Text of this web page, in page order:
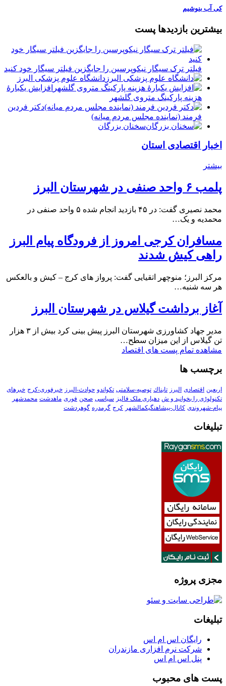
کی آب بنوشیم
بیشترین بازدیدها پست
فیلتر ترک سیگار نیکوپرسین را جایگزین فیلتر سیگار خود کنید
دانشگاه علوم پزشکی البرز
افزایش یکبارۀ
هزینه پارکینگ متروی گلشهر
دكتر فردين
فرمند (نماينده مجلس مردم میانه)
سخنان بزرگان
اخبار اقتصادی استان
بیشتر
پلمب ۶ واحد صنفی در شهرستان البرز
محمد نصیری گفت: در ۴۵ بازدید انجام شده ۵ واحد صنفی در
محمدیه و یک…
مسافران کرجی امروز از فرودگاه پیام البرز
راهی کیش شدند
مرکز البرز؛ منوچهر اتقیایی گفت: پرواز های کرج – کیش و بالعکس
هر سه شنبه…
آغاز برداشت گیلاس در شهرستان البرز
مدیر جهاد کشاورزی شهرستان البرز پیش بینی کرد بیش از ۳ هزار
تن گیلاس از این میزان سطح…
مشاهده تمام پست های اقتصاد
برچسب ها
اربعین اقتصادی البرز تابناك توصیه-سلامتی تکواندو حوادث-البرز خبرفوری-کرج خبرهای
تکنولوڑی را بخوانید و ش دهیاری ملک فالیز سیاسی صحن فوری ماهدشت محمدشهر
پیام-شهروندی کانال-پیشاهنگیکمالشهر کرج گرمدره گوهردشت
تبلیغات
مجزی پروژه
تبلیغات
رایگان اس ام اس
شرکت نرم افزاری مازندران
پنل اس ام اس
پست های محبوب